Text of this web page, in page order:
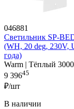
046881
Светильник SP-
(WH, 20 deg, 230V,
года)
Warm | Тёплый
9 39645
₽/шт
В наличии